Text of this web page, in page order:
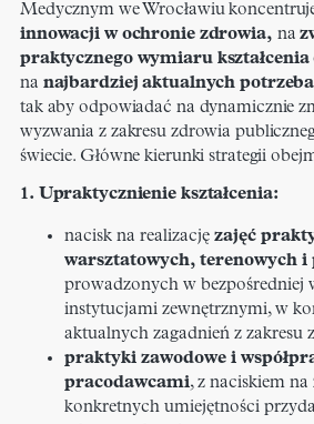
Medycznym we Wrocławiu
innowacji w ochronie zdrowia, na
praktycznego wymiaru kształcenia
na najbardziej aktualnych
tak aby odpowiadać na dynamicznie
wyzwania z zakresu zdrowia
świecie. Główne kierunki strategii
1. Upraktycznienie kształcenia:
nacisk na realizację zajęć
warsztatowych, terenowych
prowadzonych w bezpośredniej
instytucjami zewnętrznymi, w
aktualnych zagadnień z zakresu
praktyki zawodowe i
pracodawcami, z naciskiem
konkretnych umiejętności